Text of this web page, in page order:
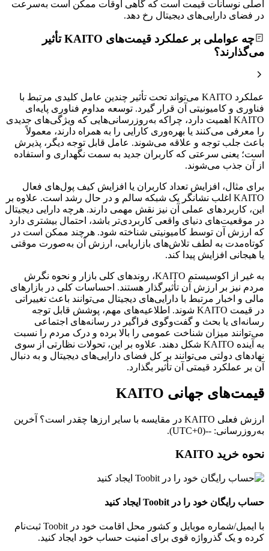
اصلی نوسانات قیمت است که گاهی اوقات ممکن است به‌سرعت
در فضای دارایی‌های دیجیتال رخ دهد.
چه عواملی بر عملکرد قیمت‌های KAITO تأثیر
می‌گذارند؟
عملکرد KAITO می‌تواند تحت تأثیر چندین عامل کلیدی مرتبط با
فناوری و کامیونیتی آن قرار گیرد. توسعه مداوم فناوری پایه‌ای
KAITO اهمیت دارد، چراکه به‌روزرسانی‌هایی که ویژگی‌های جدیدی
را معرفی می‌کنند یا بهره‌وری کارایی را به همراه دارند، معمولاً
باعث جلب توجه و علاقه‌ می‌شوند. عامل قابل توجه دیگر، پذیرش
است؛ یعنی سرعتی که کاربران جدید به سمت نگهداری و استفاده
از آن جذب می‌شوند.
برای مثال، افزایش تعداد کاربران یا افزایش کیف پول‌های فعال
KAITO اغلب نشانگر یک شبکه سالم و در حال رشد است. علاوه بر
این، کاربردهای عملی آن نیز نقش مهمی دارند. هرچه دارایی دیجیتال
در موقعیت‌های دنیای واقعی کاربردی‌تر باشد، احتمال بیشتری دارد
که ارزش آن توسط کامیونیتی شناخته شود. هرچند ممکن است در
کوتاه‌مدت به لطف تلاش‌های بازاریابی، ارزش آن به‌صورت موقتی
یا هیجانی افزایش پیدا کند.
به غیر از اکوسیستم KAITO، روندهای کلی بازار و نحوه نگرش
مردم نیز بر ارزش آن تأثیرگذار هستند. احساسات کلی در بازارهای
مالی و اخبار مرتبط با دارایی‌های دیجیتال می‌توانند باعث تغییراتی
در قیمت KAITO شوند. اطلاعیه‌های مهم، پوشش قابل توجه
رسانه‌ای یا بحث و گفت‌وگوی فراگیر در رسانه‌های اجتماعی
می‌توانند میزان شناخت عمومی را بالا برده و درک مردم را نسبت
به آینده KAITO شکل دهند. علاوه بر این، تحولات نظارتی از سوی
نهادهای دولتی می‌توانند بر کل فضای دارایی‌های دیجیتال و به‌ دنبال
آن بر عملکرد قیمتی آن تأثیر بگذارد.
قیمت‌های جهانی KAITO
ارزش فعلی KAITO در مقایسه با سایر ارزها چقدر است؟ آخرین
به‌روزرسانی: --(UTC+0).
نحوه خرید KAITO
حساب رایگان خود را در Toobit ایجاد کنید
با ایمیل/شماره موبایل و کشور محل اقامت خود در Toobit ثبت‌نام
کرده و یک گذرواژه قوی برای امنیت حساب خود ایجاد کنید.